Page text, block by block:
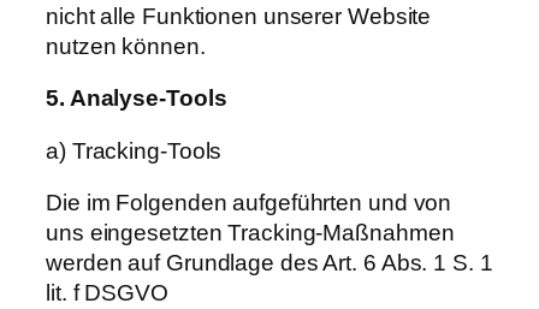
nicht alle Funktionen unserer Website
nutzen können.
5. Analyse-Tools
a) Tracking-Tools
Die im Folgenden aufgeführten und von
uns eingesetzten Tracking-Maßnahmen
werden auf Grundlage des Art. 6 Abs. 1 S. 1
lit. f DSGVO